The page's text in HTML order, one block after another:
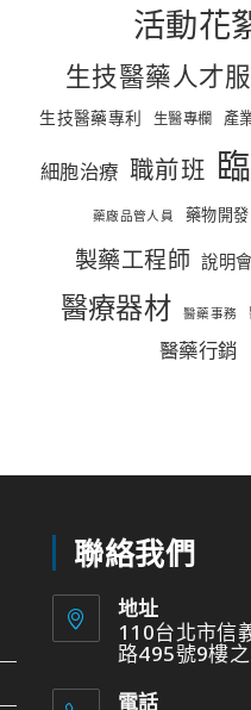
活動花
生技醫藥人才
生技醫藥專利 生醫專欄 產
細胞治療 職前班
藥廠品管人員 藥物開發
製藥工程師 說明會
醫療器材 醫藥事務
醫藥行銷
聯絡我們
地址
110台北市信
路495號9樓
電話